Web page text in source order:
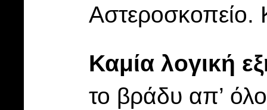
Αστεροσκοπείο.
Καμία λογική
το βράδυ απ’